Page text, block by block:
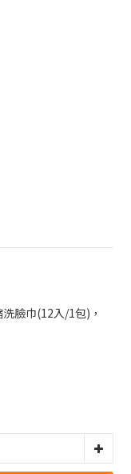
臉巾(12入/1包)，